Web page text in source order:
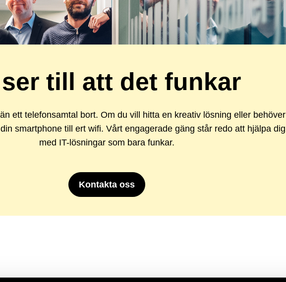
till att det funkar
ett telefonsamtal bort. Om du vill hitta en kreativ lösning eller behöver
smartphone till ert wifi. Vårt engagerade gäng står redo att hjälpa dig
med IT-lösningar som bara funkar.
Kontakta oss